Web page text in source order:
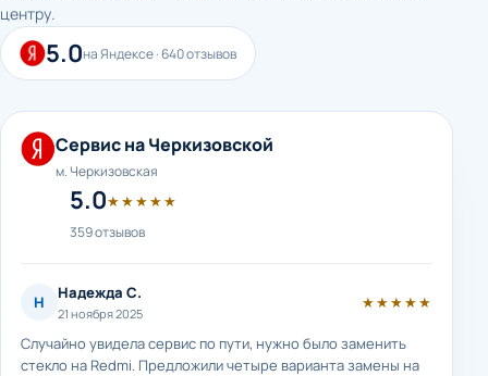
центру.
5.0на Яндексе · 640 отзывов
Сервис на Черкизовской
м. Черкизовская
5.0★★★★★
359 отзывов
Н Надежда С.
21 ноября 2025
★★★★★
Случайно увидела сервис по пути, нужно было заменить
стекло на Redmi. Предложили четыре варианта замены на